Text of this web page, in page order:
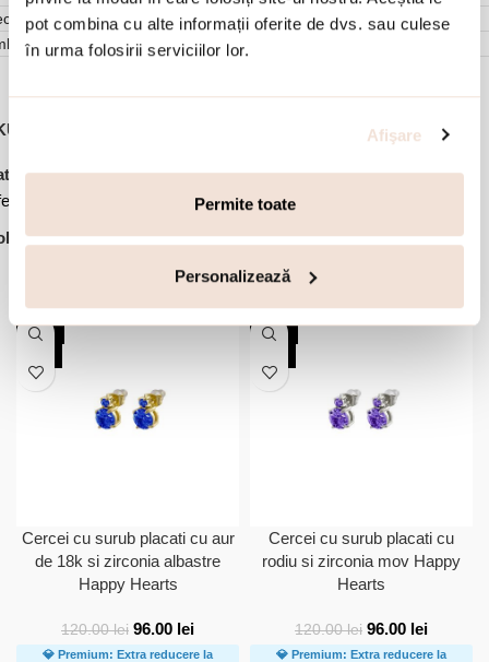
pot combina cu alte informații oferite de dvs. sau culese
în urma folosirii serviciilor lor.
Afişare
Permite toate
Personalizează
(0)
Bijuterii dama Bratari Bratari otel inoxidabil Noutati
lunii
Happy Hearts
Accesorii din aceeasi colectie:
-20%
Cercei cu surub placati cu aur
de 18k si zirconia albastre
Happy Hearts
120.00lei 96.00 lei
💎 Premium: Extra reducere la
-20%
Cercei cu surub placati cu
rodiu si zirconia mov Happy
Hearts
120.00lei 96.00 lei
💎 Premium: Extra reducere la